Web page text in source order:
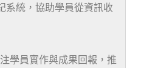
系統，協助學員從資訊收
學員實作與成果回報，推